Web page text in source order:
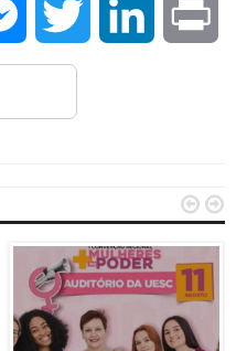
MessengerTwitter LinkedIn
 